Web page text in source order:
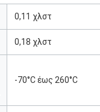
0,11 χλστ
0,18 χλστ
-70°C έως 260°C